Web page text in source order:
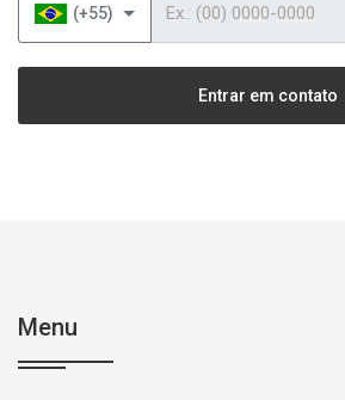
(+55)
Entrar em contato
Menu